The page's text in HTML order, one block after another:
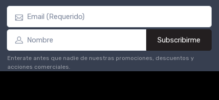
Subscribirme
Enterate antes que nadie de nuestras promociones, descuentos y
acciones comerciales.